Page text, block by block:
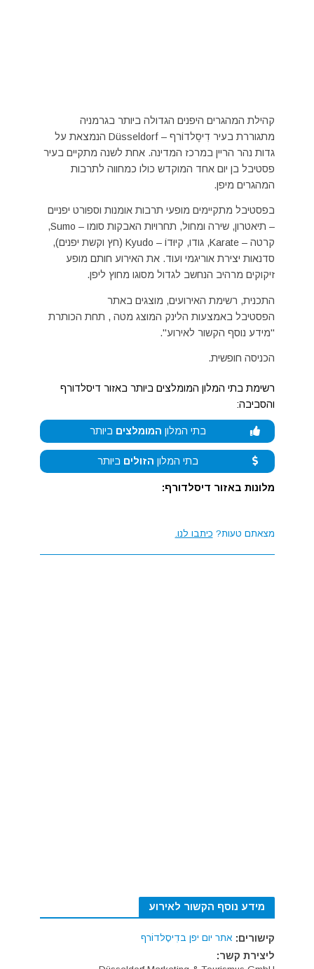
קהילת המהגרים היפנים הגדולה ביותר בגרמניה
מתגוררת בעיר דִיסֶלדוֹרף – Düsseldorf הנמצאת על
גדות נהר הריין במרכז המדינה. אחת לשנה מתקיים בעיר
פסטיבל בן יום אחד המוקדש כולו כמחווה לתרבות
המהגרים מיפן.
בפסטיבל מתקיימים מופעי תרבות אומנות וספורט יפניים
– תיאטרון, שירה ומחול, תחרויות האבקות סומו – Sumo,
קרטה – Karate, גודו, קיוּ‏דוֹ‏‏‏‏ – Kyudo (חץ וקשת יפנים),
סדנאות יצירת אוריגמי ועוד. את האירוע חותם מופע
זיקוקים מרהיב הנחשב לגדול מסוגו מחוץ ליפן.
התכנית, רשימת האירועים, מוצגים באתר
הפסטיבל באמצעות הלינק המוצג מטה , תחת הכותרת
"מידע נוסף הקשור לאירוע".
הכניסה חופשית.
רשימת בתי המלון המומלצים ביותר באזור דיסלדורף
והסביבה:
בתי המלון המומלצים ביותר
בתי המלון הזולים ביותר
מלונות באזור דיסלדורף:
מצאתם טעות? כיתבו לנו.
מידע נוסף הקשור לאירוע
קישורים: אתר יום יפן בדִיסֶלדוֹרף
ליצירת קשר: